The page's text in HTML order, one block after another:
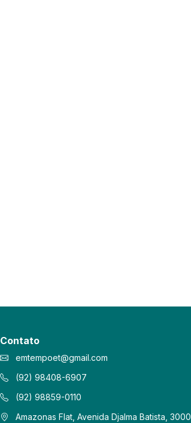
Contato
emtempoet@gmail.com
(92) 98408-6907
(92) 98859-0110
Amazonas Flat, Avenida Djalma Batista, 3000,